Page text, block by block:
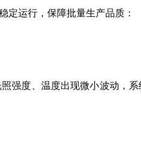
运行，保障批量生产品质：
度、温度出现微小波动，